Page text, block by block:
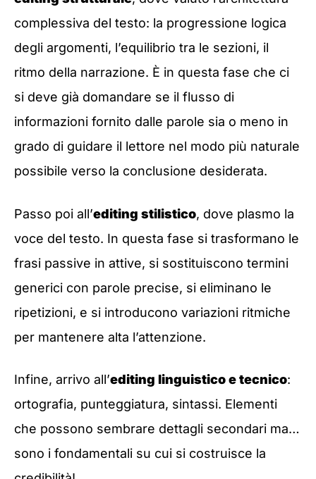
complessiva del testo: la progressione logica
degli argomenti, l’equilibrio tra le sezioni, il
ritmo della narrazione. È in questa fase che ci
si deve già domandare se il flusso di
informazioni fornito dalle parole sia o meno in
grado di guidare il lettore nel modo più naturale
possibile verso la conclusione desiderata.
Passo poi all’editing stilistico, dove plasmo la
voce del testo. In questa fase si trasformano le
frasi passive in attive, si sostituiscono termini
generici con parole precise, si eliminano le
ripetizioni, e si introducono variazioni ritmiche
per mantenere alta l’attenzione.
Infine, arrivo all’editing linguistico e tecnico:
ortografia, punteggiatura, sintassi. Elementi
che possono sembrare dettagli secondari ma…
sono i fondamentali su cui si costruisce la